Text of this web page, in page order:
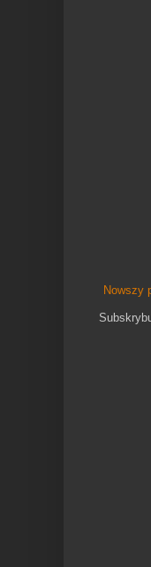
Nowszy